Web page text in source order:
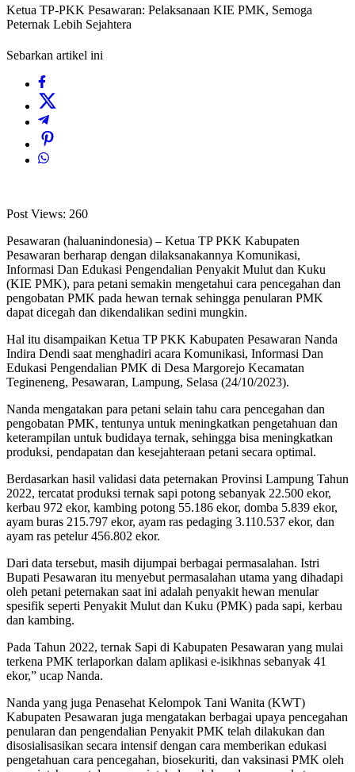
Ketua TP-PKK Pesawaran: Pelaksanaan KIE PMK, Semoga
Peternak Lebih Sejahtera
Sebarkan artikel ini
Post Views: 260
Pesawaran (haluanindonesia) – Ketua TP PKK Kabupaten
Pesawaran berharap dengan dilaksanakannya Komunikasi,
Informasi Dan Edukasi Pengendalian Penyakit Mulut dan Kuku
(KIE PMK), para petani semakin mengetahui cara pencegahan dan
pengobatan PMK pada hewan ternak sehingga penularan PMK
dapat dicegah dan dikendalikan sedini mungkin.
Hal itu disampaikan Ketua TP PKK Kabupaten Pesawaran Nanda
Indira Dendi saat menghadiri acara Komunikasi, Informasi Dan
Edukasi Pengendalian PMK di Desa Margorejo Kecamatan
Tegineneng, Pesawaran, Lampung, Selasa (24/10/2023).
Nanda mengatakan para petani selain tahu cara pencegahan dan
pengobatan PMK, tentunya untuk meningkatkan pengetahuan dan
keterampilan untuk budidaya ternak, sehingga bisa meningkatkan
produksi, pendapatan dan kesejahteraan petani secara optimal.
Berdasarkan hasil validasi data peternakan Provinsi Lampung Tahun
2022, tercatat produksi ternak sapi potong sebanyak 22.500 ekor,
kerbau 972 ekor, kambing potong 55.186 ekor, domba 5.839 ekor,
ayam buras 215.797 ekor, ayam ras pedaging 3.110.537 ekor, dan
ayam ras petelur 456.802 ekor.
Dari data tersebut, masih dijumpai berbagai permasalahan. Istri
Bupati Pesawaran itu menyebut permasalahan utama yang dihadapi
oleh petani peternakan saat ini adalah penyakit hewan menular
spesifik seperti Penyakit Mulut dan Kuku (PMK) pada sapi, kerbau
dan kambing.
Pada Tahun 2022, ternak Sapi di Kabupaten Pesawaran yang mulai
terkena PMK terlaporkan dalam aplikasi e-isikhnas sebanyak 41
ekor,” ucap Nanda.
Nanda yang juga Penasehat Kelompok Tani Wanita (KWT)
Kabupaten Pesawaran juga mengatakan berbagai upaya pencegahan
penularan dan pengendalian Penyakit PMK telah dilakukan dan
disosialisasikan secara intensif dengan cara memberikan edukasi
pengetahuan cara pencegahan, biosekuriti, dan vaksinasi PMK oleh